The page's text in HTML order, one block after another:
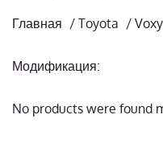
Главная / Toyota / Voxy
Модификация:
No products were found